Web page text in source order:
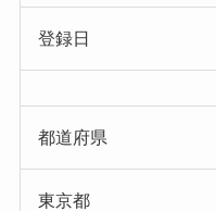
登録日
都道府県
東京都